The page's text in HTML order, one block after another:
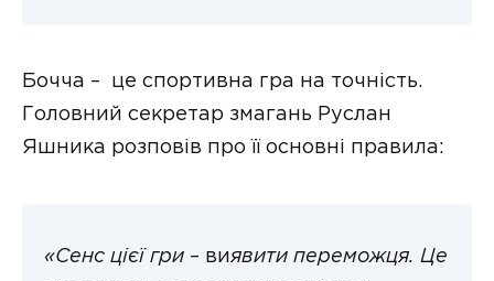
Бочча – це спортивна гра на точність.
Головний секретар змагань Руслан
Яшника розповів про її основні правила:
«Сенс цієї гри – виявити переможця. Це